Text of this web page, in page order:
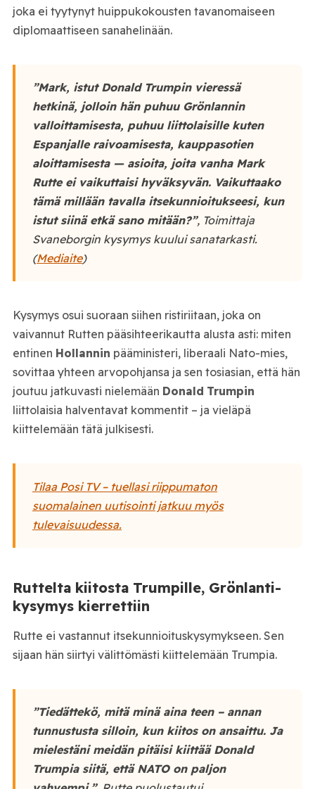
joka ei tyytynyt huippukokousten tavanomaiseen
diplomaattiseen sanahelinään.
”Mark, istut Donald Trumpin vieressä
hetkinä, jolloin hän puhuu Grönlannin
valloittamisesta, puhuu liittolaisille kuten
Espanjalle raivoamisesta, kauppasotien
aloittamisesta — asioita, joita vanha Mark
Rutte ei vaikuttaisi hyväksyvän. Vaikuttaako
tämä millään tavalla itsekunnioitukseesi, kun
istut siinä etkä sano mitään?”, Toimittaja
Svaneborgin kysymys kuului sanatarkasti.
(Mediaite)
Kysymys osui suoraan siihen ristiriitaan, joka on
vaivannut Rutten pääsihteerikautta alusta asti: miten
entinen Hollannin pääministeri, liberaali Nato-mies,
sovittaa yhteen arvopohjansa ja sen tosiasian, että hän
joutuu jatkuvasti nielemään Donald Trumpin
liittolaisia halventavat kommentit – ja vieläpä
kiittelemään tätä julkisesti.
Tilaa Posi TV – tuellasi riippumaton
suomalainen uutisointi jatkuu myös
tulevaisuudessa.
Ruttelta kiitosta Trumpille, Grönlanti-
kysymys kierrettiin
Rutte ei vastannut itsekunnioituskysymykseen. Sen
sijaan hän siirtyi välittömästi kiittelemään Trumpia.
”Tiedättekö, mitä minä aina teen – annan
tunnustusta silloin, kun kiitos on ansaittu. Ja
mielestäni meidän pitäisi kiittää Donald
Trumpia siitä, että NATO on paljon